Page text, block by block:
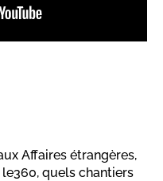
Affaires étrangères,
quels chantiers